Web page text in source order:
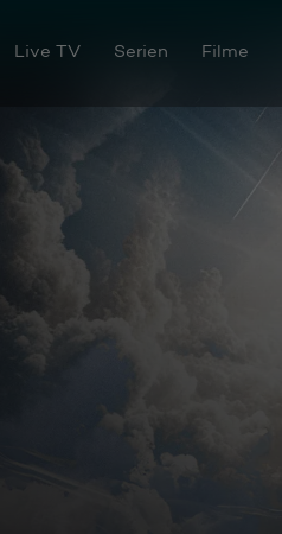
Live TV Serien Filme